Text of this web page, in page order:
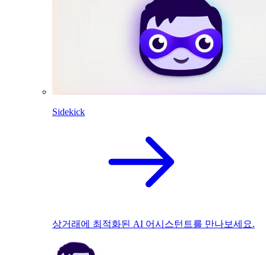
Sidekick
상거래에 최적화된 AI 어시스턴트를 만나보세요.